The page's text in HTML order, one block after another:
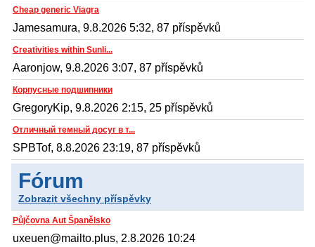
Cheap generic Viagra
Jamesamura, 9.8.2026 5:32, 87 příspěvků
Creativities within Sunli...
Aaronjow, 9.8.2026 3:07, 87 příspěvků
Корпусные подшипники
GregoryKip, 9.8.2026 2:15, 25 příspěvků
Отличный темный досуг в т...
SPBTof, 8.8.2026 23:19, 87 příspěvků
Fórum
Zobrazit všechny příspěvky
Půjčovna Aut Španělsko
uxeuen@mailto.plus, 2.8.2026 10:24